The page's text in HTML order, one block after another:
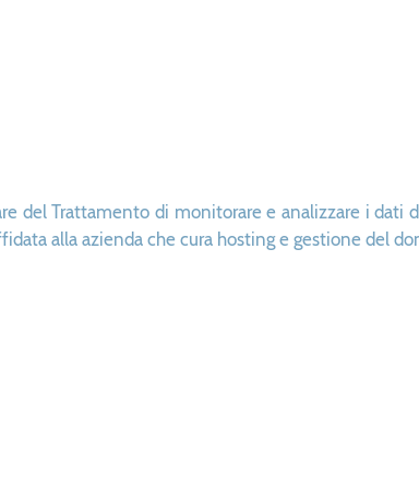
del Trattamento di monitorare e analizzare i
alla azienda che cura hosting e gestione del